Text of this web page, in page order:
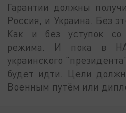
Гарантии должны
Россия, и Украина. Без
Как и без уступок со
режима. И пока в
украинского
будет идти. Цели
Военным путём или